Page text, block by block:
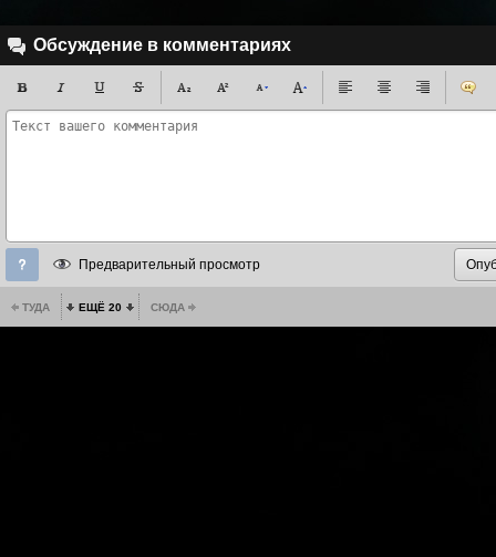
Обсуждение в комментариях
Предварительный просмотр
ТУДА ЕЩЁ 20 СЮДА